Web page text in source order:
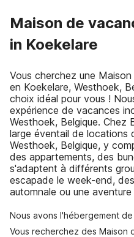
Maison de
in Koekelare
Vous cherchez une
en Koekelare, Westhoek,
choix idéal pour vous !
expérience de vacances
Westhoek, Belgique. Chez
large éventail de locations
Westhoek, Belgique, y
des appartements, des
s'adaptent à différents
escapade le week-end,
automnale ou une
Nous avons l'hébergement
Vous recherchez des Maison